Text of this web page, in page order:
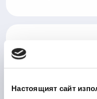
Настоящият сайт
Оператор
Лекарствени